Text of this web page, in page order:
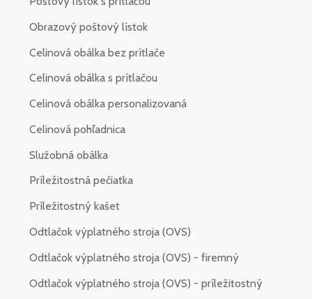
Obrazový poštový lístok
Celinová obálka bez prítlače
Celinová obálka s prítlačou
Celinová obálka personalizovaná
Celinová pohľadnica
Služobná obálka
Príležitostná pečiatka
Príležitostný kašet
Odtlačok výplatného stroja (OVS)
Odtlačok výplatného stroja (OVS) - firemný
Odtlačok výplatného stroja (OVS) - príležitostný